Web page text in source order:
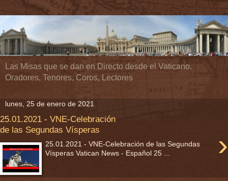
Las Misas que se dan en Directo desde el Vaticano.
Oradores, Tenores, Coros, Lectores
lunes, 25 de enero de 2021
25.01.2021 - VNE-Celebración
de las Segundas Vísperas
›
25.01.2021 - VNE-Celebración de las Segundas
Vísperas Vatican News - Español 25 ...